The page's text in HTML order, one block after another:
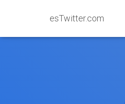
esTwitter.com